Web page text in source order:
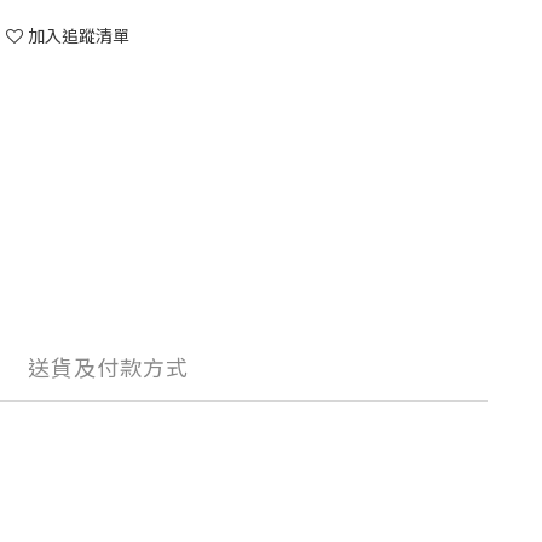
加入追蹤清單
送貨及付款方式